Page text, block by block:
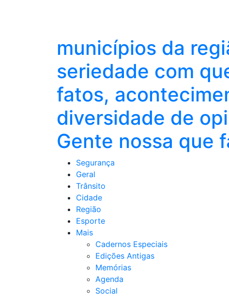
municípios da
seriedade com
fatos,
diversidade de
Gente nossa que
Segurança
Geral
Trânsito
Cidade
Região
Esporte
Mais
Cadernos Especiais
Edições Antigas
Memórias
Agenda
Social